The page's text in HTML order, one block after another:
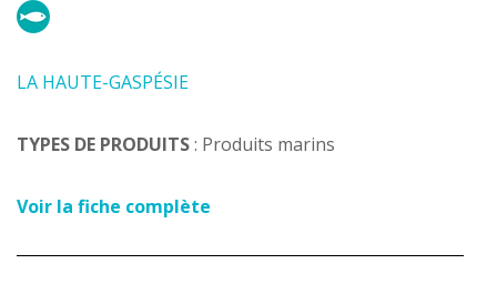
LA HAUTE-GASPÉSIE
TYPES DE PRODUITS: Produits marins
Voir la fiche complète